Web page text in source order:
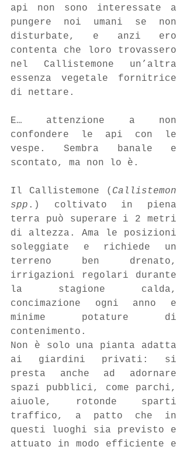
api non sono interessate a
pungere noi umani se non
disturbate, e anzi ero
contenta che loro trovassero
nel Callistemone un’altra
essenza vegetale fornitrice
di nettare.
E… attenzione a non
confondere le api con le
vespe. Sembra banale e
scontato, ma non lo è.
Il Callistemone ( Callistemon
spp .) coltivato in piena
terra può superare i 2 metri
di altezza. Ama le posizioni
soleggiate e richiede un
terreno ben drenato,
irrigazioni regolari durante
la stagione calda,
concimazione ogni anno e
minime potature di
contenimento.
Non è solo una pianta adatta
ai giardini privati: si
presta anche ad adornare
spazi pubblici, come parchi,
aiuole, rotonde sparti
traffico, a patto che in
questi luoghi sia previsto e
attuato in modo efficiente e